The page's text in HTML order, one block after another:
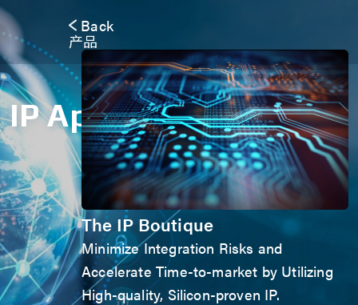
Back
产品
The IP Boutique
Minimize Integration Risks and
Accelerate Time-to-market by Utilizing
High-quality, Silicon-proven IP.
IP Application Form